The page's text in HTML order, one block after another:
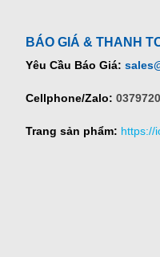
BÁO GIÁ & THANH
Yêu Cầu Báo Giá:
Cellphone/Zalo:
Trang sản phẩm: https://